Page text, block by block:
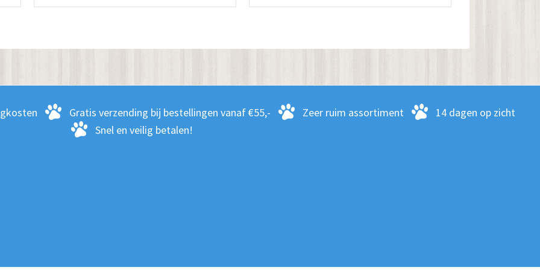
gekozen
worden
op
Deze
kan
gekozen
worden
Gratis verzending bij bestellingen vanaf €55,- Zeer ruim assortiment
14 dagen op zicht
Snel en veilig betalen!